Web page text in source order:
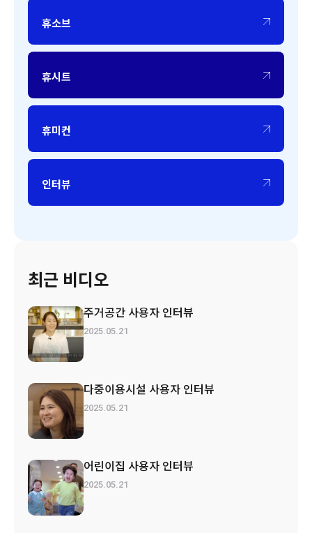
휴소브
휴시트
휴미컨
인터뷰
최근 비디오
주거공간 사용자 인터뷰
2025.05.21
다중이용시설 사용자 인터뷰
2025.05.21
어린이집 사용자 인터뷰
2025.05.21